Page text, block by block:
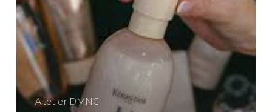
dé
oplossing
tegen
pluizig
haar
Atelier DMNC